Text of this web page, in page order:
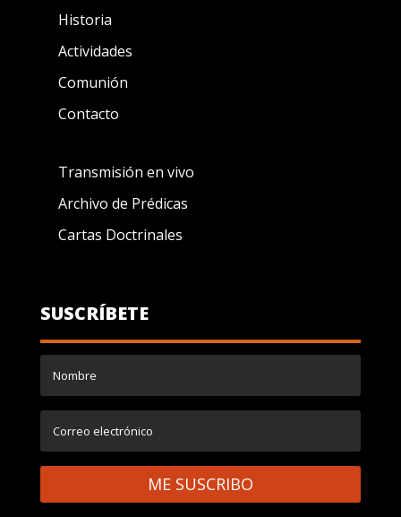
Historia
Actividades
Comunión
Contacto
Transmisión en vivo
Archivo de Prédicas
Cartas Doctrinales
SUSCRÍBETE
ME SUSCRIBO